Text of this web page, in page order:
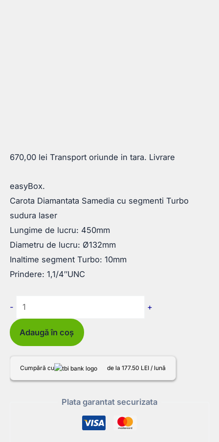
670,00 lei Transport oriunde in tara. Livrare
easyBox.
Carota Diamantata Samedia cu segmenti Turbo
sudura laser
Lungime de lucru: 450mm
Diametru de lucru: Ø132mm
Inaltime segment Turbo: 10mm
Prindere: 1,1/4″UNC
-
Cantitate
Carota
Diamantata
Samedia
Ø132x450mm
+
Adaugă în coș
Cumpără cu de la 177.50 LEI / lună
Plata garantat securizata